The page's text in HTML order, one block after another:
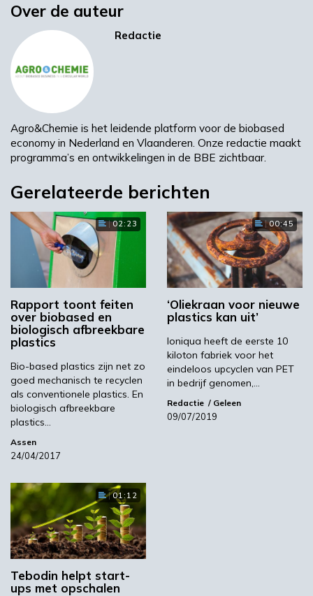
Redactie/ Oldenzaal
Advies- en ingenieursbureau Tebodin,
onderdeel van Bilfinger was tijdens het
certificeringsproces van M-plastics de
ontving Paul Schildmeijer het Cradle to Cradle
certificaat uit handen van Mariska van Dalen,
bij Tebodin.
Voortrekkersrol
Om tot de Cradle to Cradle certificering te
komen heeft Tebodin het gehele
productieproces gecontroleerd op gezondheid
en herbruikbaarheid van materiaal, het
gebruik van groene energie binnen het
productieproces, het watergebruik en de
sociale rechtvaardigheid voor bijvoorbeeld
omwonenden en medewerkers. Door middel
van oneindige recycling geeft M-plastics de
kunststofverpakkingen een tweede leven. Paul
Schildmeijer: “We zullen de verduurzaming van
M-plastics de komende jaren nog voortzetten,
want wij willen onze voortrekkersrol in de
branche graag houden. De vraag naar
duurzame producten in de retailbranche
neemt namelijk razendsnel toe.”
M-plastics Tebodin
Over de auteur
Redactie
Agro&Chemie is het leidende platform voor de biobased
economy in Nederland en Vlaanderen. Onze redactie maakt
programma’s en ontwikkelingen in de BBE zichtbaar.
Gerelateerde berichten
02:23
Rapport toont feiten
over biobased en
biologisch afbreekbare
plastics
Bio-based plastics zijn net zo
goed mechanisch te recyclen
als conventionele plastics. En
biologisch afbreekbare
plastics…
Assen
24/04/2017
00:45
‘Oliekraan voor nieuwe
plastics kan uit’
Ioniqua heeft de eerste 10
kiloton fabriek voor het
eindeloos upcyclen van PET
in bedrijf genomen,…
Redactie Geleen
09/07/2019
01:12
Tebodin helpt start-
ups met opschalen